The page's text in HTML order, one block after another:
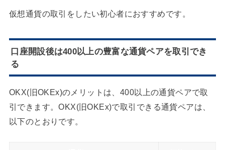
仮想通貨の取引をしたい初心者におすすめです。
口座開設後は400以上の豊富な通貨ペアを取引でき
る
OKX(旧OKEx)のメリットは、400以上の通貨ペアで取
引できます。OKX(旧OKEx)で取引できる通貨ペアは、
以下のとおりです。